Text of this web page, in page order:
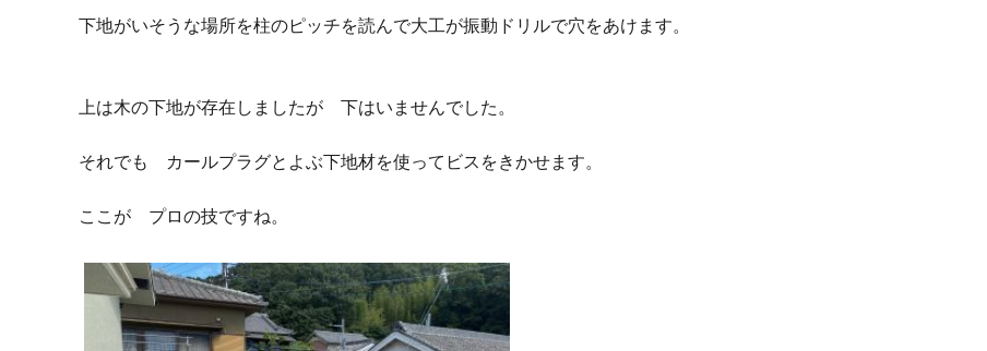
下地がいそうな場所を柱のピッチを読んで大工が振動ドリルで穴をあけます。
上は木の下地が存在しましたが 下はいませんでした。
それでも カールプラグとよぶ下地材を使ってビスをきかせます。
ここが プロの技ですね。